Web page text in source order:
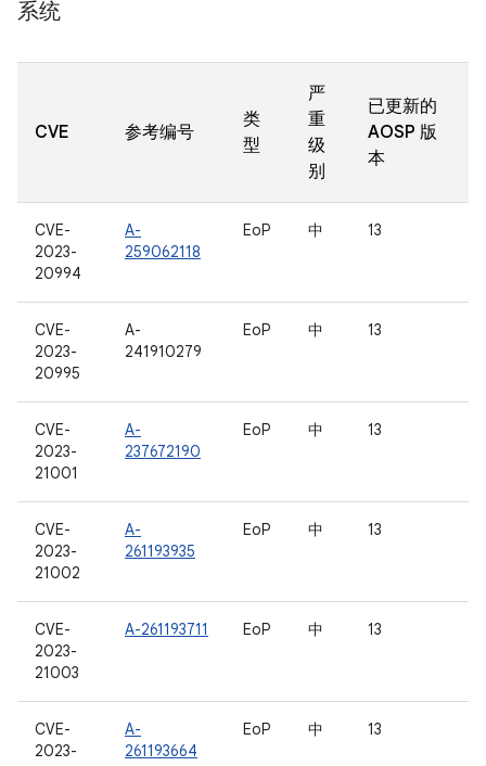
系统
CVE 参考编号
类
型
严
重
级
别
已更新的
AOSP 版
本
CVE-
2023-
20994
A-
259062118
EoP 中 13
CVE-
2023-
20995
A-
241910279
EoP 中 13
CVE-
2023-
21001
A-
237672190
EoP 中 13
CVE-
2023-
21002
A-
261193935
EoP 中 13
CVE-
2023-
21003
A-261193711 EoP 中 13
CVE-
2023-
A-
261193664
EoP 中 13